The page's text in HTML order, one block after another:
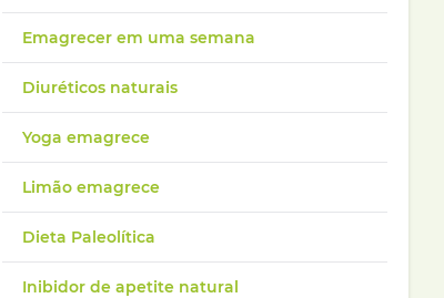
Emagrecer em uma semana
Diuréticos naturais
Yoga emagrece
Limão emagrece
Dieta Paleolítica
Inibidor de apetite natural